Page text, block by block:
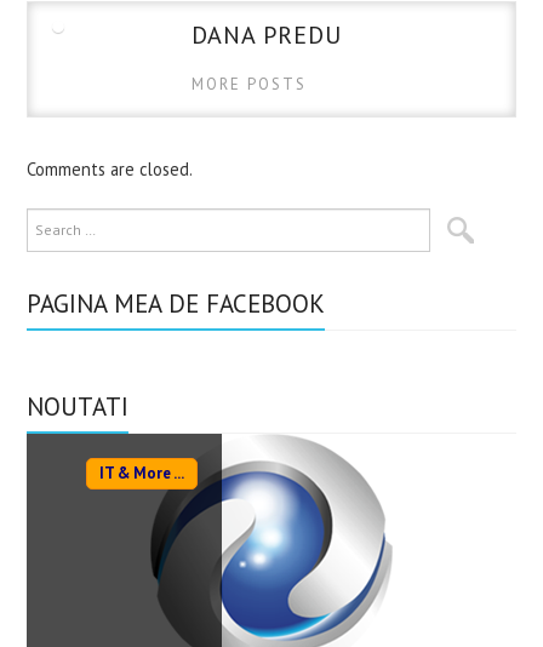
DANA PREDU
MORE POSTS
Comments are closed.
PAGINA MEA DE FACEBOOK
NOUTATI
IT & More ...